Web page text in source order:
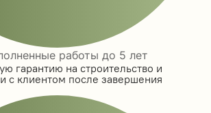
работы до 5 лет
гарантию на строительство и
с клиентом после завершения